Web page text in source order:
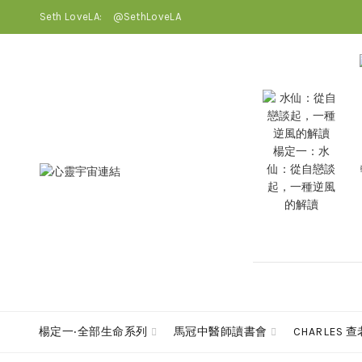
Seth LoveLA: @SethLoveLA
楊定一：水
仙：從自戀談
起，一種逆風
的解讀
楊定一‧全部生命系列 馬冠中醫師讀書會 CHARLES 查